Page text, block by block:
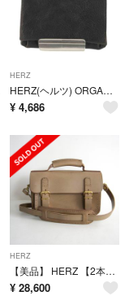
HERZ
HERZ(ヘルツ) ORGANモデル GS-54 小型財布 メンズ 財布・ケース
¥ 4,686
HERZ
【美品】 HERZ 【2本ベルトの2wayミニバッグ (CW-67)】グレー バッグ ヘルツ 鞄 s2605178
¥ 28,600